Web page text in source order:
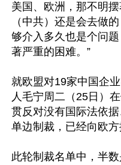
美国、欧洲，那不明
（中共）还是会去做
够介入多久也是个问
著严重的困难。”
就欧盟对19家中国企
人毛宁周二（25日）
贯反对没有国际法依
单边制裁，已经向欧方
此轮制裁名单中，半